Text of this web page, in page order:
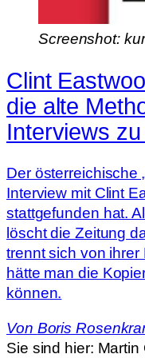
Screenshot:
Clint
die alte
Interviews
Der österreichische
Interview mit Clint
stattgefunden hat.
löscht die Zeitung
trennt sich von ihrer
hätte man die
können.
Von Boris
Sie sind hier: Martin